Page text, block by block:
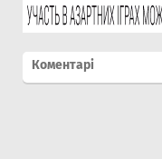
Коментарі